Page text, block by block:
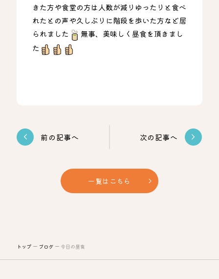
きた方や食堂の方は人数が減りゆったりと食べ
れたとの声や久しぶりに階段を歩いた方など居
られました
無事、美味しく昼食を頂きまし
た
前の記事へ 次の記事へ
一覧はこちら
トップ ブログ 今日の昼食